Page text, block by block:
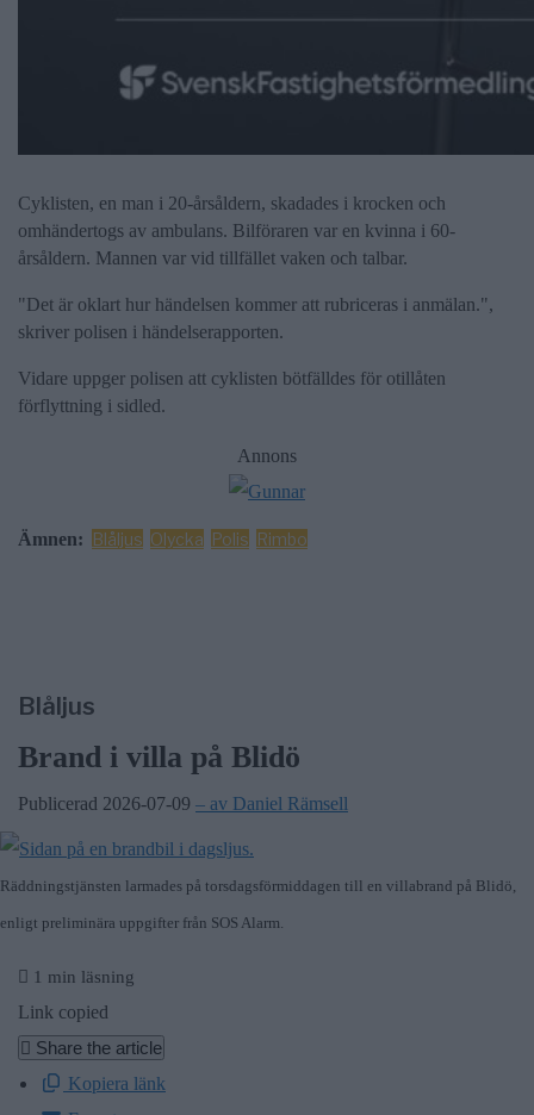
Cyklisten, en man i 20-årsåldern, skadades i krocken och
omhändertogs av ambulans. Bilföraren var en kvinna i 60-
årsåldern. Mannen var vid tillfället vaken och talbar.
"Det är oklart hur händelsen kommer att rubriceras i anmälan.",
skriver polisen i händelserapporten.
Vidare uppger polisen att cyklisten bötfälldes för otillåten
förflyttning i sidled.
Annons
Ämnen: Blåljus Olycka Polis Rimbo
Blåljus
Brand i villa på Blidö
Publicerad 2026-07-09 – av Daniel Rämsell
Räddningstjänsten larmades på torsdagsförmiddagen till en villabrand på Blidö,
enligt preliminära uppgifter från SOS Alarm.
1 min läsning
Link copied
Share the article
Kopiera länk